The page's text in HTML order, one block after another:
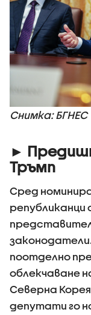
Снимка: БГНЕС
►
Тръмп
Сред
поотделно
облекчаване
Северна
депутати го